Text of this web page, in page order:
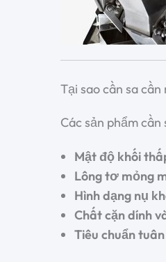
Tại sao cần sa
Các sản phẩm cần
Mật độ khối
Lông tơ mỏng
Hình dạng nụ
Chất cặn dính
Tiêu chuẩn